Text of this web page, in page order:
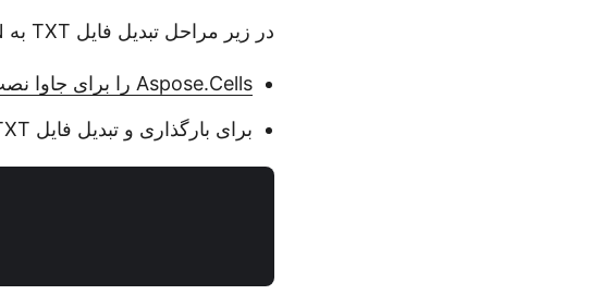
در زیر مراحل تبدیل فایل TXT به JSON در جاوا آمده است.
Aspose.Cells را برای جاوا نصب کنید
برای بارگذاری و تبدیل فایل TXT از کد زیر استفاده کنید: